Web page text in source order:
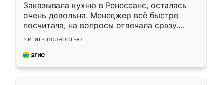
Заказывала кухню в Ренессанс, осталась
очень довольна. Менеджер всё быстро
посчитала, на вопросы отвечала сразу.
Замерщик приехал в субботу, подошёл к
делу со всей ответственностью. Собрали
за день, ребята работали аккуратно, даже
Читать полностью